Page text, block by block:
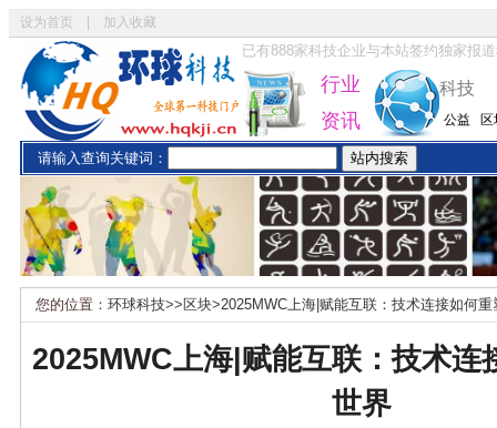
设为首页 加入收藏
已有888家科技企业与本站签约独家报
行业
资讯
科技
公益
请输入查询关键词：
您的位置： 环球科技>>区块>2025MWC上海|赋能互联：技术连接如何重
2025MWC上海|赋能互联：技术连
世界